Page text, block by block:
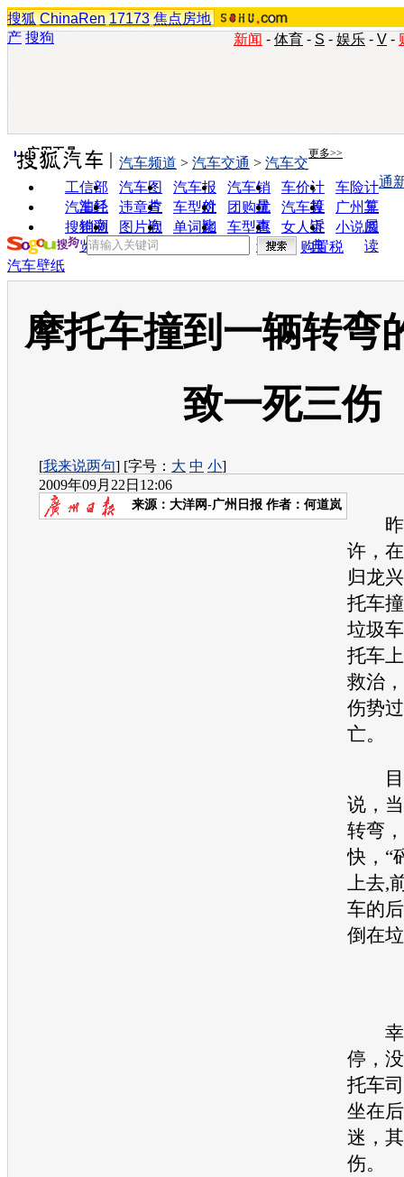
搜狐 ChinaRen 17173 焦点房地
产 搜狗 新闻 - 体育 - S - 娱乐 - V -
实用工具 更多>>
工信部
油耗
汽车图
片
汽车报
价
汽车销
量
车价计
算
车险计
算
汽车经
销商
违章查
询
车型对
比
团购优
惠
汽车投
诉
广州车
展
搜狗浏
览器
图片欣
赏
单词翻
车型查
询
女人宝
典
小说阅
读
汽车频道 > 汽车交通 > 汽车交
通
购置税
汽车壁纸
摩托车撞到一辆转弯
致一死三伤
[我来说两句] [字号： 大 中 小]
2009年09月22日12:06
来源： 大洋网-广州日报 作者：何道岚
昨
许，
归龙
托车
垃圾
托车
救治
伤势
亡。
目
说，
转弯
快，“
上去,
车的
倒在
幸
停，
托车
坐在
迷，
伤。